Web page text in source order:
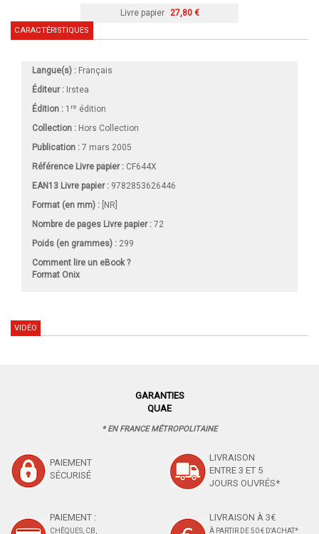
Livre papier 27,80 €
CARACTÉRISTIQUES
Langue(s) : Français
Éditeur : Irstea
Édition : 1 re édition
Collection : Hors Collection
Publication : 7 mars 2005
Référence Livre papier : CF644X
EAN13 Livre papier : 9782853626446
Format (en mm) : [NR]
Nombre de pages Livre papier: 72
Poids (en grammes) : 299
Comment lire un eBook ?
Format Onix
VIDÉO
GARANTIES
QUAE
* EN FRANCE MÉTROPOLITAINE
PAIEMENT
SÉCURISÉ
LIVRAISON
ENTRE 3 ET 5
JOURS OUVRÉS*
PAIEMENT :
CHÈQUES, CB,
LIVRAISON À 3€
À PARTIR DE 50 € D'ACHAT*